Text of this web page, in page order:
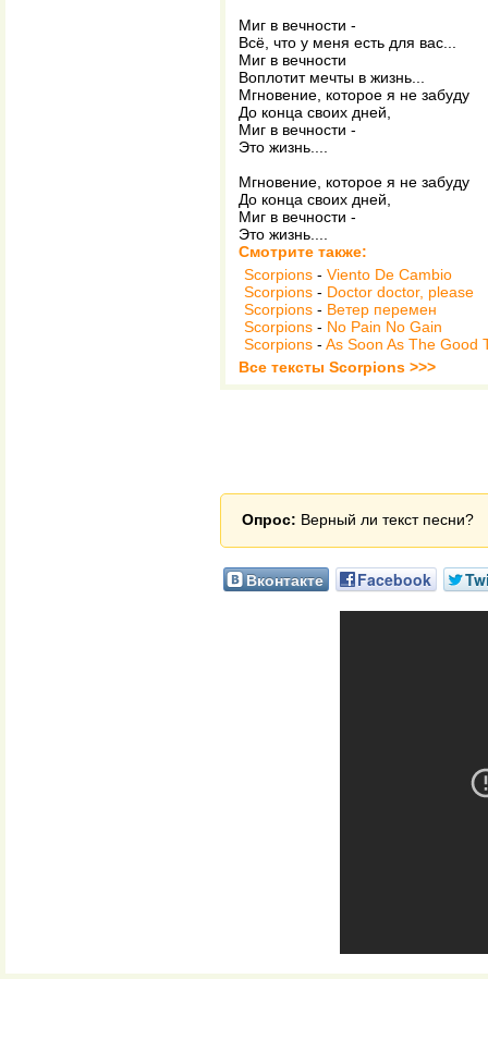
Миг в вечности -
Всё, что у меня есть для вас...
Миг в вечности
Воплотит мечты в жизнь...
Мгновение, которое я не забуду
До конца своих дней,
Миг в вечности -
Это жизнь....
Мгновение, которое я не забуду
До конца своих дней,
Миг в вечности -
Это жизнь....
Смотрите также:
Scorpions - Viento De Cambio
Scorpions - Doctor doctor, please
Scorpions - Ветер перемен
Scorpions - No Pain No Gain
Scorpions - As Soon As The Good
Все тексты Scorpions >>>
Опрос: Верный ли текст песни?
Вконтакте Facebook